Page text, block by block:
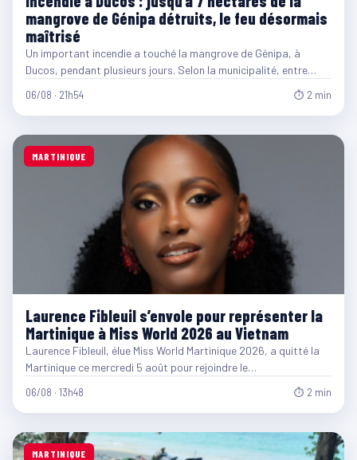
mangrove de Génipa détruits, le feu désormais
maîtrisé
Un important incendie a touché la mangrove de Génipa, à
Ducos, pendant plusieurs jours. Selon la municipalité, entre…
06/08 · 21h54 ⏱ 2 min
MARTINIQUE
Laurence Fibleuil s’envole pour représenter la
Martinique à Miss World 2026 au Vietnam
Laurence Fibleuil, élue Miss World Martinique 2026, a quitté la
Martinique ce mercredi 5 août pour rejoindre le…
06/08 · 13h48 ⏱ 2 min
MARTINIQUE